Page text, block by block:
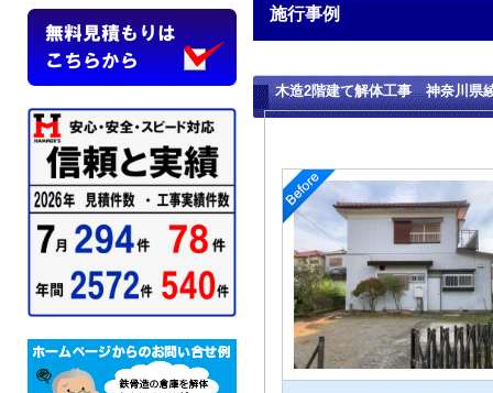
施行事例
木造2階建て解体工事 神奈川県